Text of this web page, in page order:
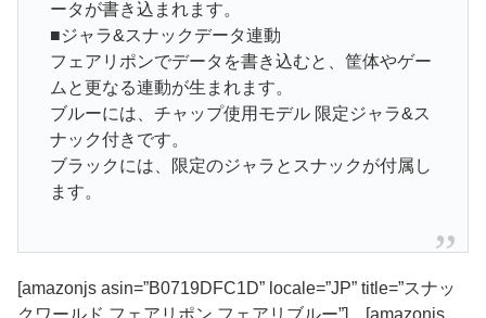
ータが書き込まれます。
■ジャラ&スナックデータ連動
フェアリポンでデータを書き込むと、筐体やゲー
ムと更なる連動が生まれます。
ブルーには、チャップ使用モデル 限定ジャラ&ス
ナック付きです。
ブラックには、限定のジャラとスナックが付属し
ます。
[amazonjs asin=”B0719DFC1D” locale=”JP” title=”スナッ